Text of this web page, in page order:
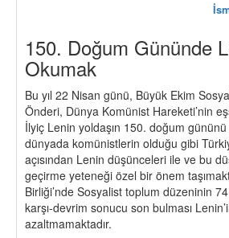
150. Doğum Gününde
Okumak
Bu yıl 22 Nisan günü, Büyük Ekim
Önderi, Dünya Komünist Hareketi’nin
İlyiç Lenin yoldaşın 150. doğum gününü
dünyada komünistlerin olduğu gibi
açısından Lenin düşünceleri ile ve bu
geçirme yeteneği özel bir önem
Birliği’nde Sosyalist toplum düzeninin
karşı-devrim sonucu son bulması
azaltmamaktadır.